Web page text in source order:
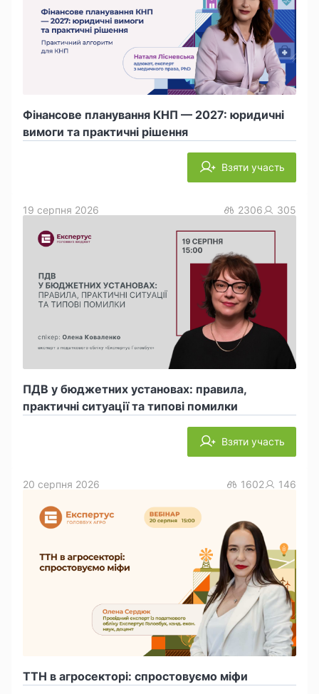
Фінансове планування КНП — 2027: юридичні
вимоги та практичні рішення
Взяти участь
ПДВ у бюджетних установах: правила,
практичні ситуації та типові помилки
19 серпня 2026 2306 305
Взяти участь
ТТН в агросекторі: спростовуємо міфи
20 серпня 2026 1602 146